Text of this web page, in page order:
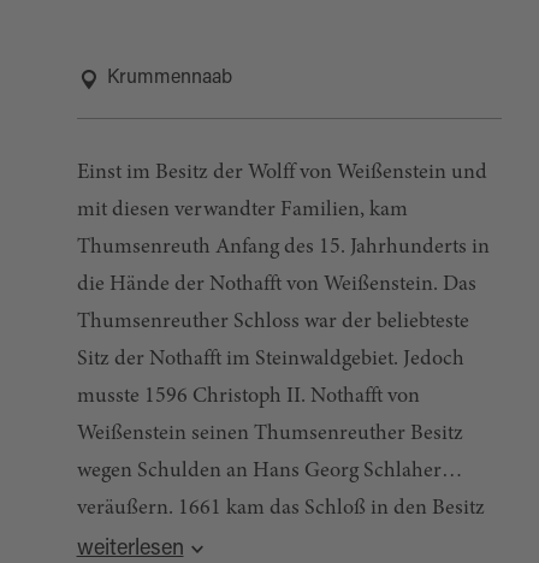
Krummennaab
Einst im Besitz der Wolff von Weißenstein und
mit diesen verwandter Familien, kam
Thumsenreuth Anfang des 15. Jahrhunderts in
die Hände der Nothafft von Weißenstein. Das
Thumsenreuther Schloss war der beliebteste
Sitz der Nothafft im Steinwaldgebiet. Jedoch
musste 1596 Christoph II. Nothafft von
Weißenstein seinen Thumsenreuther Besitz
wegen Schulden an Hans Georg Schlaher
veräußern. 1661 kam das Schloß in den Besitz
der Familie von Lindenfels, welche das Schloss
weiterlesen